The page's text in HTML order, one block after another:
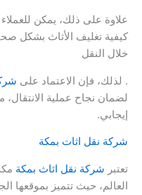
علاوة على ذلك، يمكن
كيفية تغليف الأثاث بشكل
خلال النقل
. لذلك، فإن الاعتماد على
لضمان نجاح عملية
إيجابي.
شركة نقل اثات بمكة
تعتبر شركة نقل اثاث بمكة
العالم، حيث تتميز بموقعها